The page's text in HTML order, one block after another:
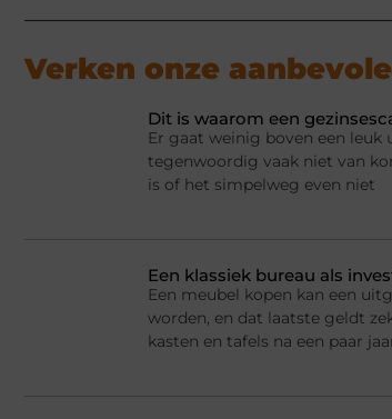
Verken onze
Dit is waarom een
Er gaat weinig boven een
tegenwoordig vaak niet van
is of het simpelweg even niet
Een klassiek bureau als
Een meubel kopen kan een
worden, en dat laatste geldt
kasten en tafels na een paar